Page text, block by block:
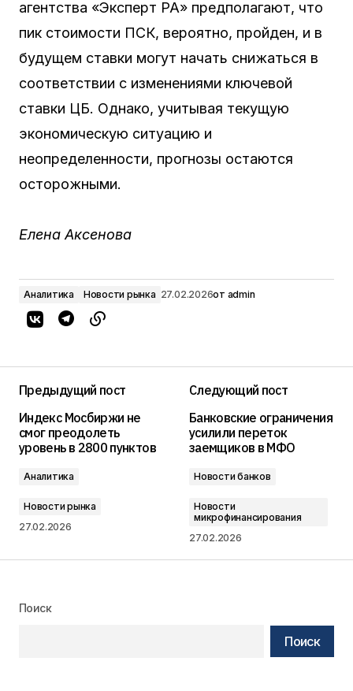
агентства «Эксперт РА» предполагают, что
пик стоимости ПСК, вероятно, пройден, и в
будущем ставки могут начать снижаться в
соответствии с изменениями ключевой
ставки ЦБ. Однако, учитывая текущую
экономическую ситуацию и
неопределенности, прогнозы остаются
осторожными.
Елена Аксенова
Аналитика Новости рынка 27.02.2026от admin
Предыдущий пост
Индекс Мосбиржи не
смог преодолеть
уровень в 2800 пунктов
Аналитика
Новости рынка
27.02.2026
Следующий пост
Банковские ограничения
усилили переток
заемщиков в МФО
Новости банков
Новости
микрофинансирования
27.02.2026
Поиск
Поиск